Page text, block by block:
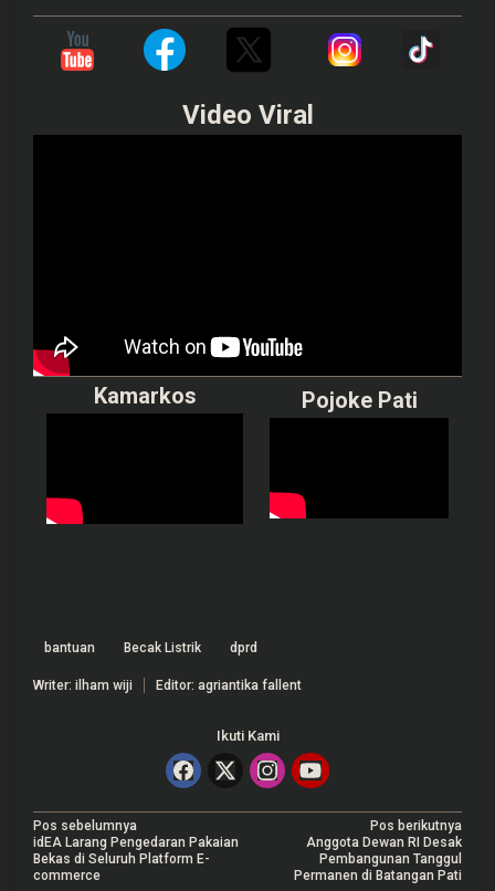
Video Viral
Kamarkos Pojoke Pati
bantuan Becak Listrik dprd
Writer: ilham wiji Editor: agriantika fallent
Ikuti Kami
N
a
Pos sebelumnya
idEA Larang Pengedaran Pakaian
Bekas di Seluruh Platform E-
commerce
Pos berikutnya
Anggota Dewan RI Desak
Pembangunan Tanggul
Permanen di Batangan Pati